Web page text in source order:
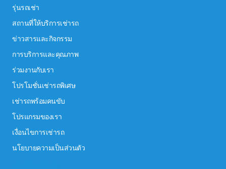
รุ่นรถเช่า
สถานที่ให้บริการเช่ารถ
ข่าวสารและกิจกรรม
การบริการและคุณภาพ
ร่วมงานกับเรา
โปรโมชั่นเช่ารถพิเศษ
เช่ารถพร้อมคนขับ
โปรแกรมของเรา
เงื่อนไขการเช่ารถ
นโยบายความเป็นส่วนตัว